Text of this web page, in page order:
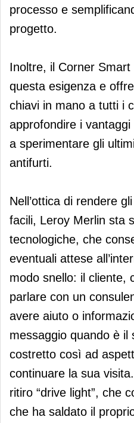
processo e
progetto.
Inoltre, il Corner
questa esigenza e
chiavi in mano a tutti i
approfondire i
a sperimentare gli
antifurti.
Nell’ottica di rendere
facili, Leroy Merlin sta
tecnologiche, che
eventuali attese
modo snello: il cliente,
parlare con un
avere aiuto o
messaggio quando è il
costretto così ad
continuare la sua
ritiro “drive light”, che
che ha saldato il